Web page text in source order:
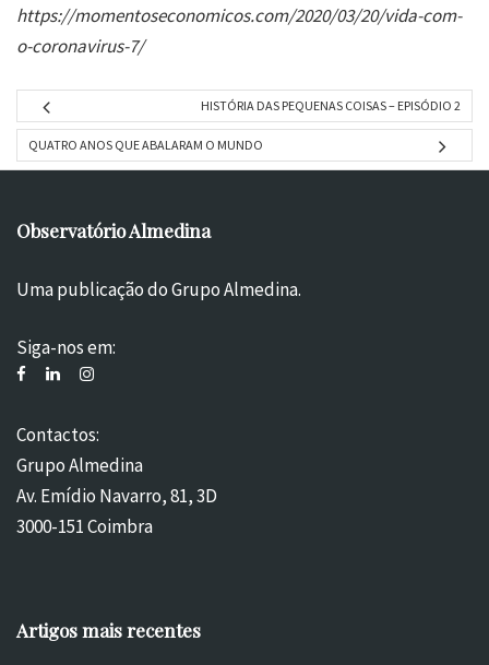
https://momentoseconomicos.com/2020/03/20/vida-com-
o-coronavirus-7/
HISTÓRIA DAS PEQUENAS COISAS – EPISÓDIO 2
QUATRO ANOS QUE ABALARAM O MUNDO
Observatório Almedina
Uma publicação do Grupo Almedina.
Siga-nos em:
Contactos:
Grupo Almedina
Av. Emídio Navarro, 81, 3D
3000-151 Coimbra
Artigos mais recentes